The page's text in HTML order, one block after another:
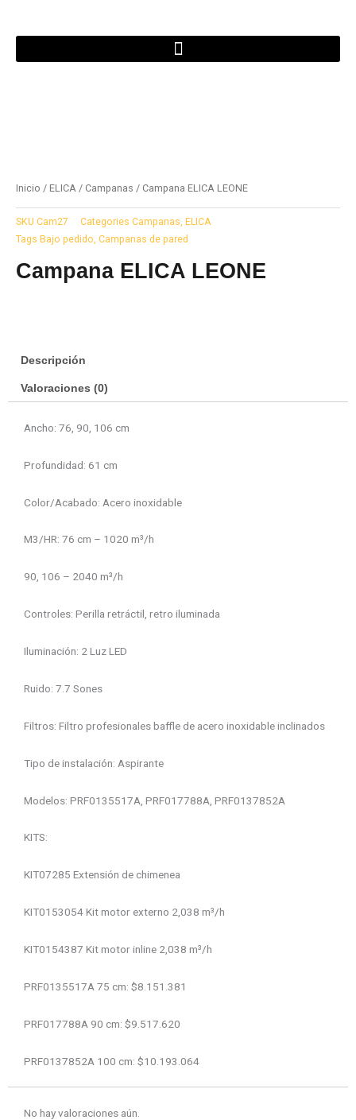
Inicio / ELICA / Campanas / Campana ELICA LEONE
SKU Cam27 Categories Campanas, ELICA
Tags Bajo pedido, Campanas de pared
Campana ELICA LEONE
Descripción
Valoraciones (0)
Ancho: 76, 90, 106 cm
Profundidad: 61 cm
Color/Acabado: Acero inoxidable
M3/HR: 76 cm – 1020 m³/h
90, 106 – 2040 m³/h
Controles: Perilla retráctil, retro iluminada
Iluminación: 2 Luz LED
Ruido: 7.7 Sones
Filtros: Filtro profesionales baffle de acero inoxidable inclinados
Tipo de instalación: Aspirante
Modelos: PRF0135517A, PRF017788A, PRF0137852A
KITS:
KIT07285 Extensión de chimenea
KIT0153054 Kit motor externo 2,038 m³/h
KIT0154387 Kit motor inline 2,038 m³/h
PRF0135517A 75 cm: $8.151.381
PRF017788A 90 cm: $9.517.620
PRF0137852A 100 cm: $10.193.064
No hay valoraciones aún.